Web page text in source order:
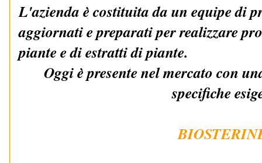
L'azienda è costituita da un equipe di
aggiornati e preparati per realizzare
piante e di estratti di piante.
Oggi è presente nel mercato con
specifiche